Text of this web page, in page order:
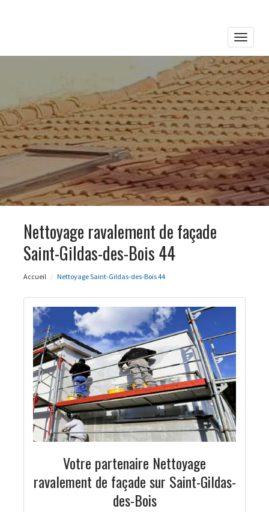
Toggle
Nettoyage ravalement de façade
Saint-Gildas-des-Bois 44
Accueil Nettoyage Saint-Gildas-des-Bois 44
Votre partenaire Nettoyage
ravalement de façade sur Saint-Gildas-
des-Bois